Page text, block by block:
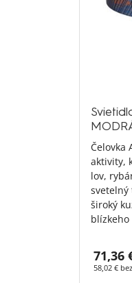
Čelovka
aktivity,
lov,
svetelný
široký
blízkeho
71,36
58,02 €